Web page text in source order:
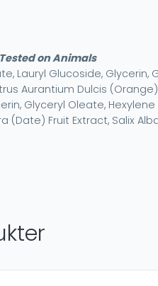
on Animals
Lauryl Glucoside, Glycerin,
Aurantium Dulcis
Glyceryl Oleate,
(Date) Fruit Extract, Salix